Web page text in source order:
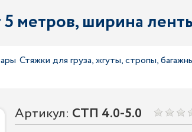
5 метров, ширина
Стяжки для груза, жгуты, стропы,
Артикул: СТП 4.0-5.0